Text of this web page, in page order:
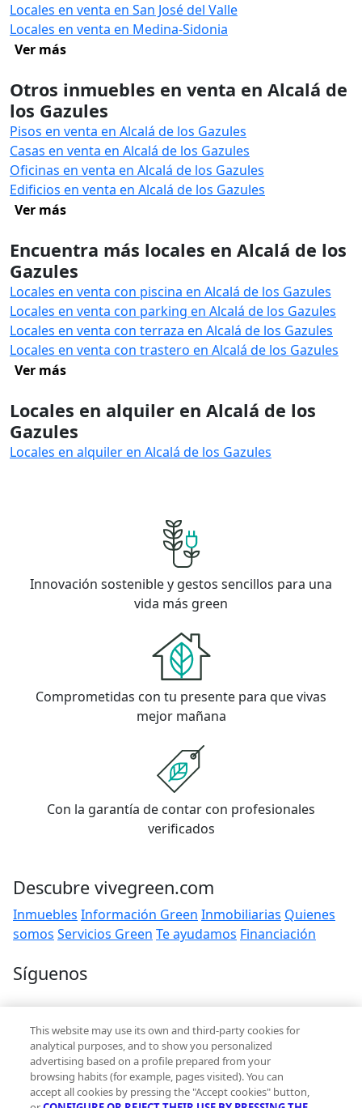
Locales en venta en San José del Valle
Locales en venta en Medina-Sidonia
Ver más
Otros inmuebles en venta en Alcalá de
los Gazules
Pisos en venta en Alcalá de los Gazules
Casas en venta en Alcalá de los Gazules
Oficinas en venta en Alcalá de los Gazules
Edificios en venta en Alcalá de los Gazules
Ver más
Encuentra más locales en Alcalá de los
Gazules
Locales en venta con piscina en Alcalá de los Gazules
Locales en venta con parking en Alcalá de los Gazules
Locales en venta con terraza en Alcalá de los Gazules
Locales en venta con trastero en Alcalá de los Gazules
Ver más
Locales en alquiler en Alcalá de los
Gazules
Locales en alquiler en Alcalá de los Gazules
Innovación sostenible y gestos sencillos para una
vida más green
Comprometidas con tu presente para que vivas
mejor mañana
Con la garantía de contar con profesionales
verificados
Descubre vivegreen.com
Inmuebles Información Green Inmobiliarias Quienes
somos Servicios Green Te ayudamos Financiación
Síguenos
Contacto
hola@vivegreen.com
This website may use its own and third-party cookies for
analytical purposes, and to show you personalized
advertising based on a profile prepared from your
browsing habits (for example, pages visited). You can
accept all cookies by pressing the "Accept cookies" button,